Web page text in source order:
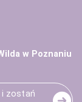
w Poznaniu
i zostań